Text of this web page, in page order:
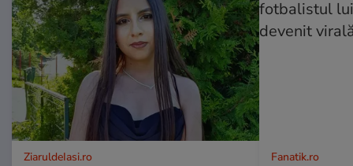
ZiaruldeIasi.ro Fanatik.ro